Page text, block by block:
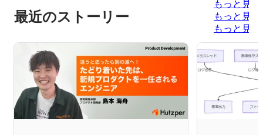
最近のストーリー
もっと見る
もっと見る
もっと見る